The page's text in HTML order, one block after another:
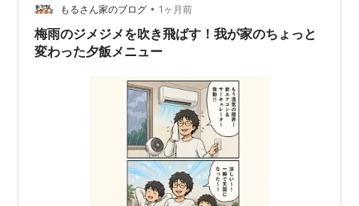
シャープならではの「プラズマクラスター」が搭載され
ているのが最大の…
もるさん家のブログ • 1ヶ月前
梅雨のジメジメを吹き飛ばす！我が家のちょっと
変わった夕飯メニュー